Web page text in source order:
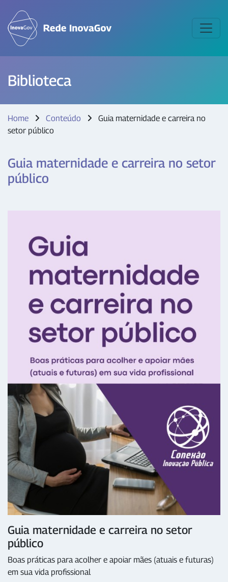
Biblioteca
Home Conteúdo
Guia maternidade e carreira no
setor público
Guia maternidade e carreira no setor
público
Guia maternidade e carreira no setor
público
Boas práticas para acolher e apoiar mães (atuais e futuras)
em sua vida profissional